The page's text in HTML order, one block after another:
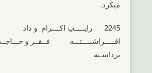
میکرد.
2245 رایـــــتِ اکــــرام و داد
افـــــراشـــــتـــه فــقــر و
برداشـته